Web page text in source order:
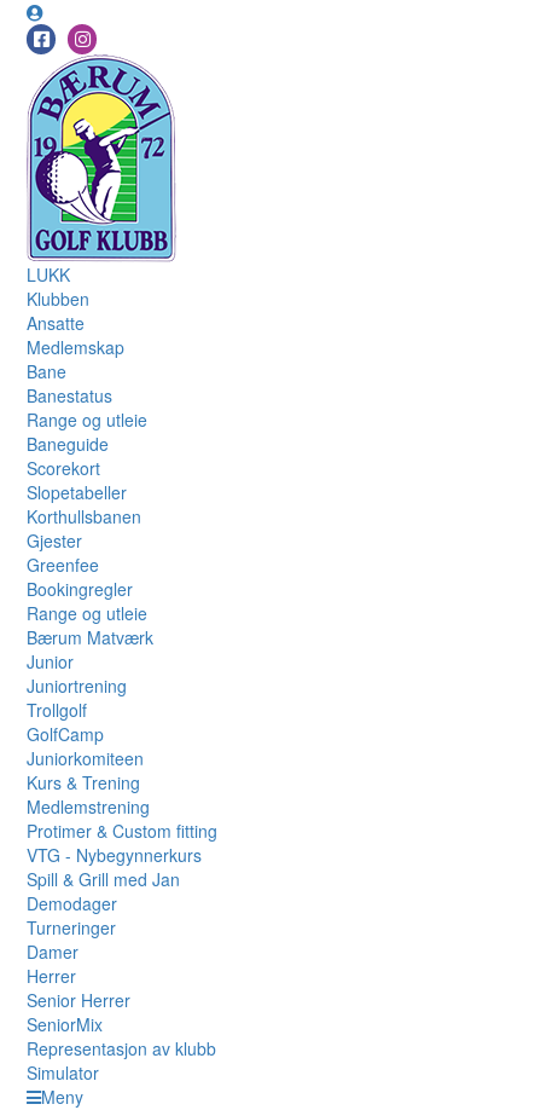
LUKK
Klubben
Ansatte
Medlemskap
Bane
Banestatus
Range og utleie
Baneguide
Scorekort
Slopetabeller
Korthullsbanen
Gjester
Greenfee
Bookingregler
Range og utleie
Bærum Matværk
Junior
Juniortrening
Trollgolf
GolfCamp
Juniorkomiteen
Kurs & Trening
Medlemstrening
Protimer & Custom fitting
VTG - Nybegynnerkurs
Spill & Grill med Jan
Demodager
Turneringer
Damer
Herrer
Senior Herrer
SeniorMix
Representasjon av klubb
Simulator
Meny